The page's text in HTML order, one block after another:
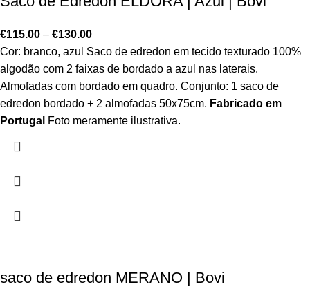
€115.00 – €130.00
Cor: branco, azul Saco de edredon em tecido texturado 100%
algodão com 2 faixas de bordado a azul nas laterais.
Almofadas com bordado em quadro. Conjunto: 1 saco de
edredon bordado + 2 almofadas 50x75cm. Fabricado em
Portugal Foto meramente ilustrativa.
saco de edredon MERANO | Bovi